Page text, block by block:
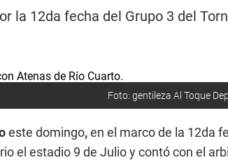
la 12da fecha del Grupo 3 del
Foto: gentileza Al Toque
este domingo,en el marco de la 12da
el estadio 9 de Julio y contó con el